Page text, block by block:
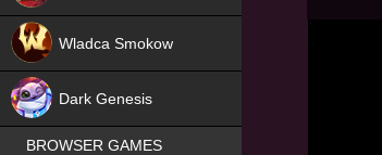
Wladca Smokow
Dark Genesis
BROWSER GAMES